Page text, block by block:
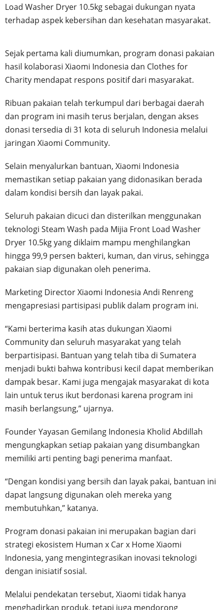
Load Washer Dryer 10.5kg sebagai dukungan nyata
terhadap aspek kebersihan dan kesehatan masyarakat.
Sejak pertama kali diumumkan, program donasi pakaian
hasil kolaborasi Xiaomi Indonesia dan Clothes for
Charity mendapat respons positif dari masyarakat.
Ribuan pakaian telah terkumpul dari berbagai daerah
dan program ini masih terus berjalan, dengan akses
donasi tersedia di 31 kota di seluruh Indonesia melalui
jaringan Xiaomi Community.
Selain menyalurkan bantuan, Xiaomi Indonesia
memastikan setiap pakaian yang didonasikan berada
dalam kondisi bersih dan layak pakai.
Seluruh pakaian dicuci dan disterilkan menggunakan
teknologi Steam Wash pada Mijia Front Load Washer
Dryer 10.5kg yang diklaim mampu menghilangkan
hingga 99,9 persen bakteri, kuman, dan virus, sehingga
pakaian siap digunakan oleh penerima.
Marketing Director Xiaomi Indonesia Andi Renreng
mengapresiasi partisipasi publik dalam program ini.
“Kami berterima kasih atas dukungan Xiaomi
Community dan seluruh masyarakat yang telah
berpartisipasi. Bantuan yang telah tiba di Sumatera
menjadi bukti bahwa kontribusi kecil dapat memberikan
dampak besar. Kami juga mengajak masyarakat di kota
lain untuk terus ikut berdonasi karena program ini
masih berlangsung,” ujarnya.
Founder Yayasan Gemilang Indonesia Kholid Abdillah
mengungkapkan setiap pakaian yang disumbangkan
memiliki arti penting bagi penerima manfaat.
“Dengan kondisi yang bersih dan layak pakai, bantuan ini
dapat langsung digunakan oleh mereka yang
membutuhkan,” katanya.
Program donasi pakaian ini merupakan bagian dari
strategi ekosistem Human x Car x Home Xiaomi
Indonesia, yang mengintegrasikan inovasi teknologi
dengan inisiatif sosial.
Melalui pendekatan tersebut, Xiaomi tidak hanya
menghadirkan produk, tetapi juga mendorong